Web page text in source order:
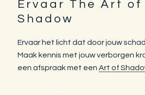
Footer
Ervaar The Art of
Shadow
Ervaar het licht dat door jouw
Maak kennis met jouw verborgen
een afspraak met een Art of